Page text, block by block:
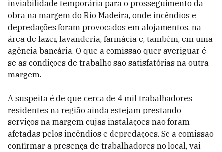
inviabilidade temporária para o prosseguimento da
obra na margem do Rio Madeira, onde incêndios e
depredações foram provocados em alojamentos, na
área de lazer, lavanderia, farmácia e, também, em uma
agência bancária. O que a comissão quer averiguar é
se as condições de trabalho são satisfatórias na outra
margem.
A suspeita é de que cerca de 4 mil trabalhadores
residentes na região ainda estejam prestando
serviços na margem cujas instalações não foram
afetadas pelos incêndios e depredações. Se a comissão
confirmar a presença de trabalhadores no local, vai